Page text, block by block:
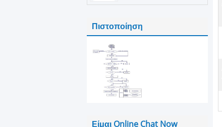
Πιστοποίηση
Είμαι Online Chat Now